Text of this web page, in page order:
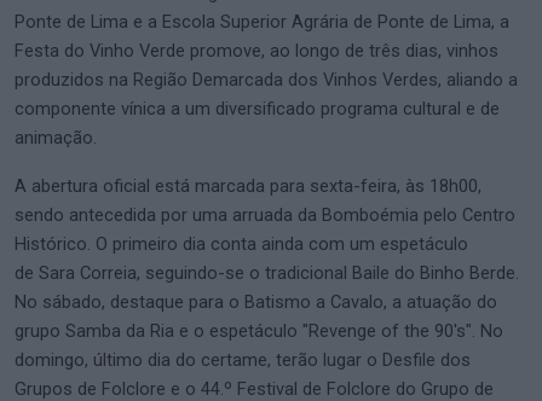
Ponte de Lima e a Escola Superior Agrária de Ponte de Lima, a
Festa do Vinho Verde promove, ao longo de três dias, vinhos
produzidos na Região Demarcada dos Vinhos Verdes, aliando a
componente vínica a um diversificado programa cultural e de
animação.
A abertura oficial está marcada para sexta-feira, às 18h00,
sendo antecedida por uma arruada da Bomboémia pelo Centro
Histórico. O primeiro dia conta ainda com um espetáculo
de Sara Correia, seguindo-se o tradicional Baile do Binho Berde.
No sábado, destaque para o Batismo a Cavalo, a atuação do
grupo Samba da Ria e o espetáculo "Revenge of the 90's". No
domingo, último dia do certame, terão lugar o Desfile dos
Grupos de Folclore e o 44.º Festival de Folclore do Grupo de